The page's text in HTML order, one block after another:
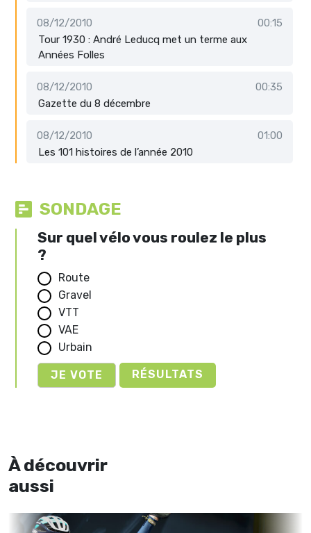
08/12/2010
00:15
Tour 1930 : André Leducq met un terme aux
Années Folles
08/12/2010
00:35
Gazette du 8 décembre
08/12/2010
01:00
Les 101 histoires de l’année 2010
SONDAGE
Sur quel vélo vous roulez le plus
?
Route
Gravel
VTT
VAE
Urbain
RÉSULTATS
À découvrir
aussi